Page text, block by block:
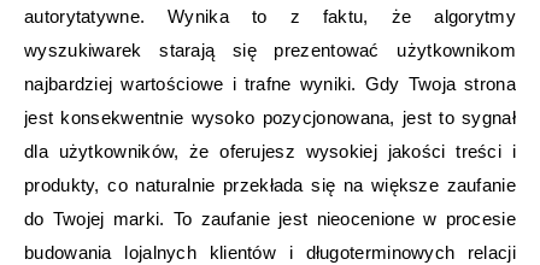
autorytatywne. Wynika to z faktu, że algorytmy
wyszukiwarek starają się prezentować użytkownikom
najbardziej wartościowe i trafne wyniki. Gdy Twoja strona
jest konsekwentnie wysoko pozycjonowana, jest to sygnał
dla użytkowników, że oferujesz wysokiej jakości treści i
produkty, co naturalnie przekłada się na większe zaufanie
do Twojej marki. To zaufanie jest nieocenione w procesie
budowania lojalnych klientów i długoterminowych relacji